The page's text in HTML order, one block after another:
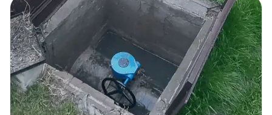
Consejos locales
Transparencia
Presupuesto
Boletín Oficial